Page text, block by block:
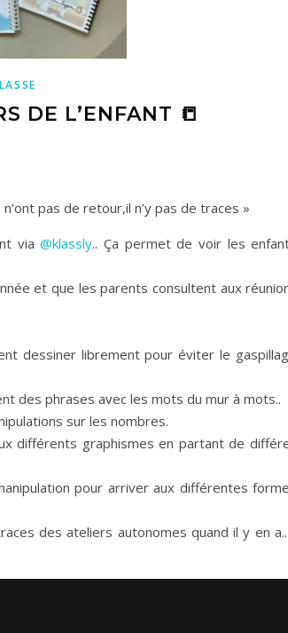
DE L’ENFANT 📒
pas de retour,il n’y pas de traces »
via@klassly.. Ça permet de voir les
et que les parents consultent aux
dessiner librement pour éviter le
des phrases avec les mots du mur à mots..
sur les nombres.
différents graphismes en partant de
pour arriver aux différentes
des ateliers autonomes quand il y en